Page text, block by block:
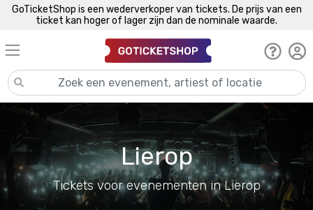
GoTicketShop is een wederverkoper van tickets. De prijs van een
ticket kan hoger of lager zijn dan de nominale waarde.
Lierop
Tickets voor evenementen in Lierop